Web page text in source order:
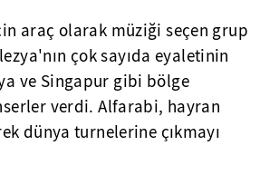
araç olarak müziği seçen grup
çok sayıda eyaletinin
ve Singapur gibi bölge
verdi. Alfarabi, hayran
dünya turnelerine çıkmayı